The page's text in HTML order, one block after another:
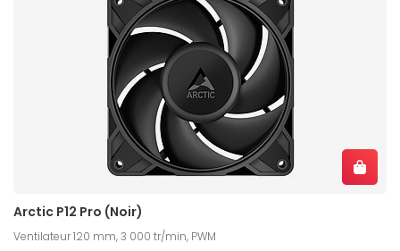
Arctic P12 Pro (Noir)
Ventilateur 120 mm, 3 000 tr/min, PWM